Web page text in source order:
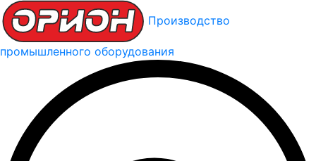
Производство
промышленного оборудования